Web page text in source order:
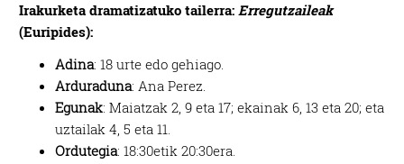
Irakurketa dramatizatuko tailerra:Erregutzaileak
(Euripides):
Adina: 18 urte edo gehiago.
Arduraduna: Ana Perez.
Egunak: Maiatzak 2, 9 eta 17; ekainak 6, 13 eta 20; eta
uztailak 4, 5 eta 11.
Ordutegia: 18:30etik 20:30era.